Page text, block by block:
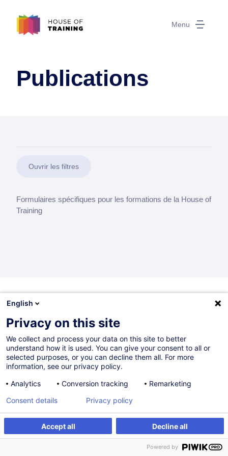
Menu
Publications
Ouvrir les filtres
Formulaires spécifiques pour les formations de la House of
Training
Vous souhaitez rester à jour sur notre offre
de formation ?
Inscrivez-vous à la newsletter
Vous avez une question ? Nous avons des
réponses !
English
Privacy on this site
We collect and process your data on this site to better
understand how it is used. You can give your consent to all or
selected purposes, or you can decline them all. For more
information, see our privacy policy.
Analytics
Conversion tracking Remarketing
Accept all Decline all
Consent details Privacy policy
Powered by